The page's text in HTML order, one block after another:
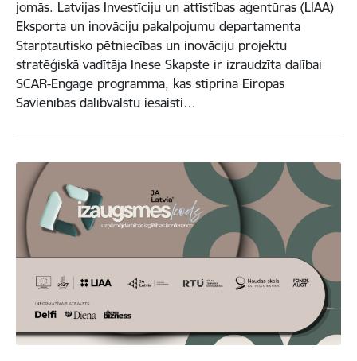
jomās. Latvijas Investīciju un attīstības aģentūras (LIAA)
Eksporta un inovāciju pakalpojumu departamenta
Starptautisko pētniecības un inovāciju projektu
stratēģiskā vadītāja Inese Skapste ir izraudzīta dalībai
SCAR-Engage programmā, kas stiprina Eiropas
Savienības dalībvalstu iesaisti…